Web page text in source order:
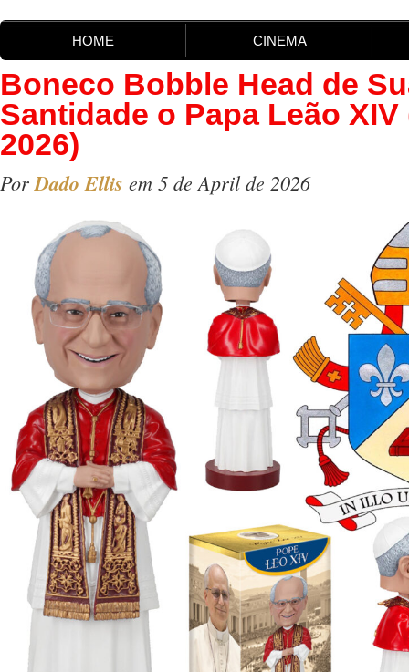
HOME CINEMA
Boneco Bobble Head de
Santidade o Papa Leão XIV
2026)
PorDado Ellis em 5 de April de 2026